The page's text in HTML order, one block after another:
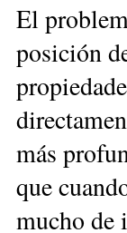
El
posición
más
que
mucho de